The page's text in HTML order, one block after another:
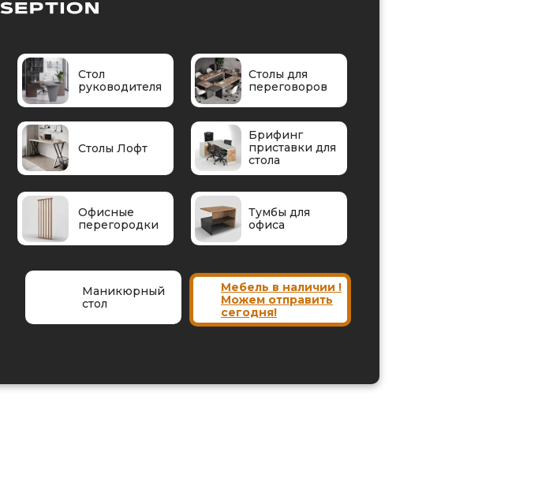
Стол
руководителя
Столы для
переговоров
Столы Лофт
Брифинг
приставки для
стола
Офисные
перегородки
Тумбы для
офиса
Маникюрный
стол
Мебель в наличии !
Можем отправить
сегодня!